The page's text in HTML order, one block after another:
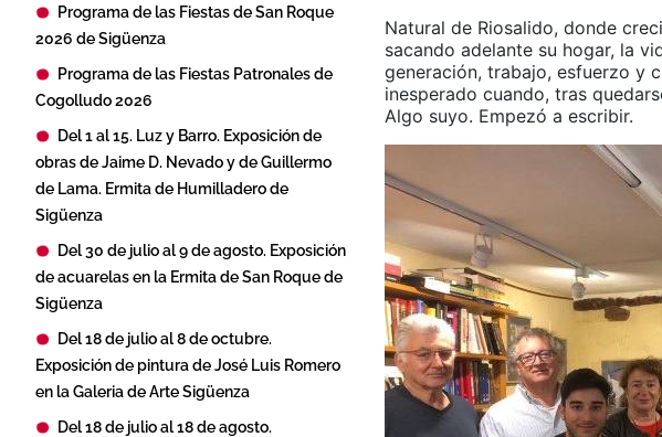
Programa de las Fiestas de San Roque
2026 de Sigüenza
Programa de las Fiestas Patronales de
Cogolludo 2026
Del 1 al 15. Luz y Barro. Exposición de
obras de Jaime D. Nevado y de Guillermo
de Lama. Ermita de Humilladero de
Sigüenza
Del 30 de julio al 9 de agosto. Exposición
de acuarelas en la Ermita de San Roque de
Sigüenza
Del 18 de julio al 8 de octubre.
Exposición de pintura de José Luis Romero
en la Galeria de Arte Sigüenza
Del 18 de julio al 18 de agosto.
Natural de Riosalido, donde
sacando adelante su hogar, la
generación, trabajo, esfuerzo y
inesperado cuando, tras
Algo suyo. Empezó a escribir.